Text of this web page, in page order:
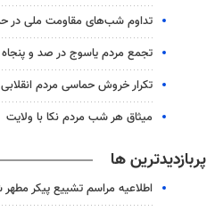
تداوم شب‌های مقاومت ملی در
تجمع مردم یاسوج در صد و
تکرار خروش حماسی مردم انقلابی
میثاق هر شب مردم نکا با ولایت
پربازدیدترین ها
اطلاعیه مراسم تشییع پیکر مطهر